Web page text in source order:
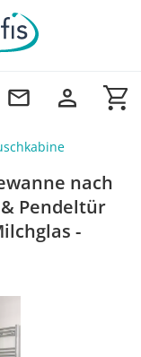
nach
Pendeltür
-